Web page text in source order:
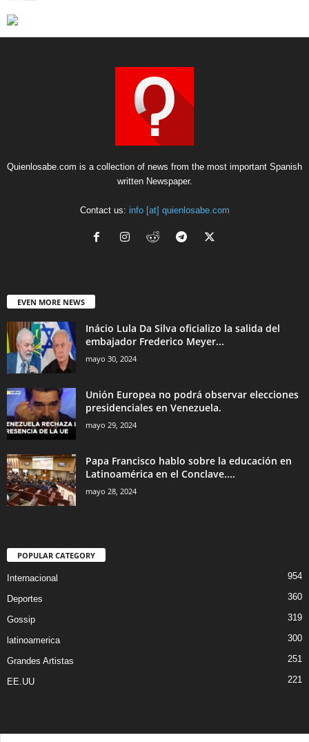
Quienlosabe.com is a collection of news from the most important Spanish
written Newspaper.
Contact us: info [at] quienlosabe.com
EVEN MORE NEWS
Inácio Lula Da Silva oficializo la salida del
embajador Frederico Meyer...
mayo 30, 2024
Unión Europea no podrá observar elecciones
presidenciales en Venezuela.
mayo 29, 2024
Papa Francisco hablo sobre la educación en
Latinoamérica en el Conclave....
mayo 28, 2024
POPULAR CATEGORY
Internacional 954
Deportes 360
Gossip 319
latinoamerica 300
Grandes Artistas 251
EE.UU 221